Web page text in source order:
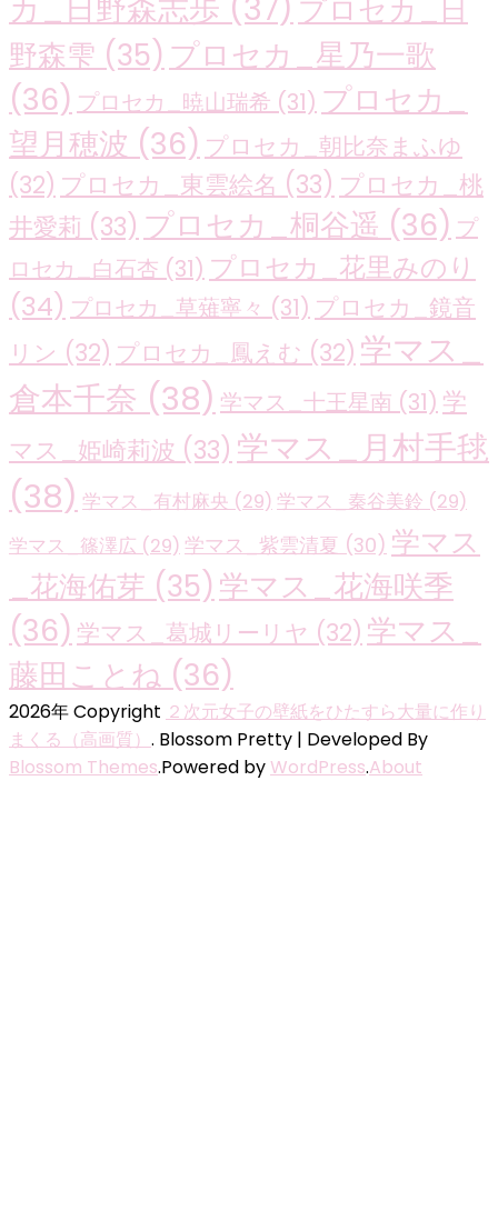
プロセカ_日
野森雫 (35) プロセカ_星乃一歌
(36) プロセカ_暁山瑞希 (31) プロセカ_
望月穂波 (36) プロセカ_朝比奈まふゆ
(32) プロセカ_東雲絵名 (33) プロセカ_桃
井愛莉 (33) プロセカ_桐谷遥 (36) プ
ロセカ_白石杏 (31) プロセカ_花里みのり
(34) プロセカ_草薙寧々 (31) プロセカ_鏡音
リン (32) プロセカ_鳳えむ (32) 学マス_
倉本千奈 (38) 学マス_十王星南 (31) 学
マス_姫崎莉波 (33) 学マス_月村手毬
(38) 学マス_有村麻央 (29) 学マス_秦谷美鈴 (29)
学マス_篠澤広 (29) 学マス_紫雲清夏 (30) 学マス
_花海佑芽 (35) 学マス_花海咲季
(36) 学マス_葛城リーリヤ (32) 学マス_
藤田ことね (36)
2026年 Copyright ２次元女子の壁紙をひたすら大量に作り
まくる（高画質） . Blossom Pretty | Developed By
Blossom Themes.Powered byWordPress.About